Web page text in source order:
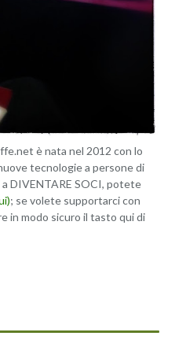
è nata nel 2012 con lo
tecnologie a persone di
DIVENTARE SOCI, potete
; se volete supportarci con
in modo sicuro il tasto qui di